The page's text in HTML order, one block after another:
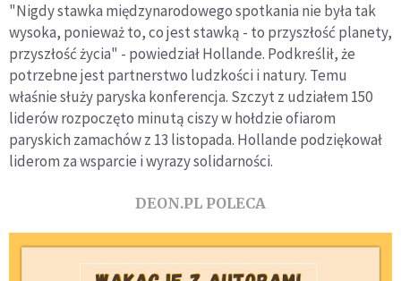
"Nigdy stawka międzynarodowego spotkania nie była tak
wysoka, ponieważ to, co jest stawką - to przyszłość planety,
przyszłość życia" - powiedział Hollande. Podkreślił, że
potrzebne jest partnerstwo ludzkości i natury. Temu
właśnie służy paryska konferencja. Szczyt z udziałem 150
liderów rozpoczęto minutą ciszy w hołdzie ofiarom
paryskich zamachów z 13 listopada. Hollande podziękował
liderom za wsparcie i wyrazy solidarności.
DEON.PL POLECA